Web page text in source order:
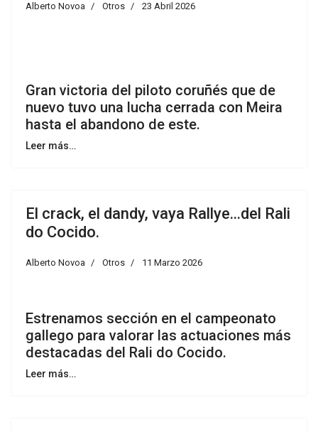
Alberto Novoa Otros 23 Abril 2026
Gran victoria del piloto coruñés que de
nuevo tuvo una lucha cerrada con Meira
hasta el abandono de este.
Leer más…
El crack, el dandy, vaya Rallye...del Rali
do Cocido.
Alberto Novoa Otros 11 Marzo 2026
Estrenamos sección en el campeonato
gallego para valorar las actuaciones más
destacadas del Rali do Cocido.
Leer más…